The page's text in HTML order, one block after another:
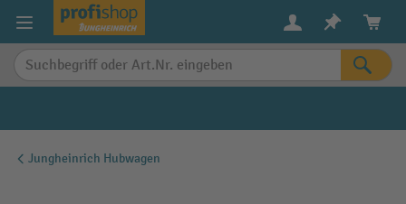
springen
Jungheinrich Hubwagen